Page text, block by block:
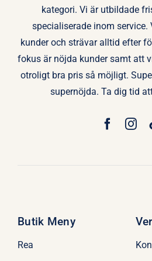
kategori. Vi är utbildade
specialiserade inom service.
kunder och strävar alltid efter
fokus är nöjda kunder samt att
otroligt bra pris så möjligt.
supernöjda. Ta dig tid
Butik Meny
Rea